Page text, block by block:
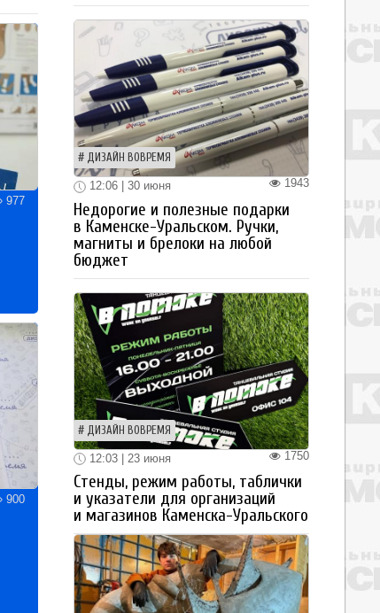
977
900
ДИЗАЙН ВОВРЕМЯ
1943
12:06 | 30 июня
Недорогие и полезные подарки
в Каменске-Уральском. Ручки,
магниты и брелоки на любой
бюджет
ДИЗАЙН ВОВРЕМЯ
1750
12:03 | 23 июня
Стенды, режим работы, таблички
и указатели для организаций
и магазинов Каменска-Уральского